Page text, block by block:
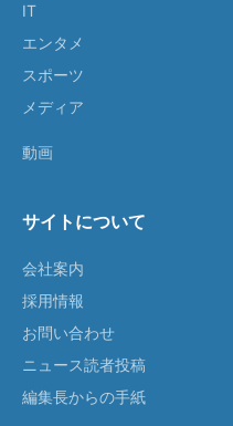
IT
エンタメ
スポーツ
メディア
動画
サイトについて
会社案内
採用情報
お問い合わせ
ニュース読者投稿
編集長からの手紙